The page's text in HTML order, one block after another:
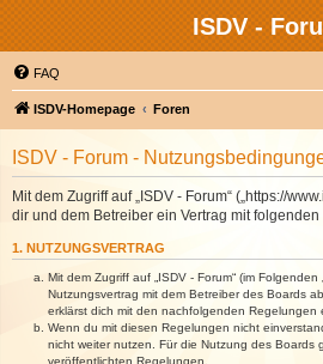
ISDV -
FAQ
ISDV-Homepage Foren
ISDV - Forum -
Mit dem Zugriff auf „ISDV - Forum“ („https://
dir und dem Betreiber ein Vertrag mit
1. NUTZUNGSVERTRAG
Mit dem Zugriff auf „ISDV - Forum“ (im
Nutzungsvertrag mit dem Betreiber des Boards
erklärst dich mit den nachfolgenden Regelungen
Wenn du mit diesen Regelungen nicht
nicht weiter nutzen. Für die Nutzung des Boards
veröffentlichten Regelungen.